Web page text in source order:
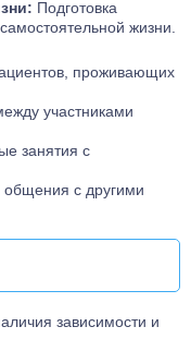
Подготовка
жизни.
проживающих
участниками
занятия с
с другими
зависимости и